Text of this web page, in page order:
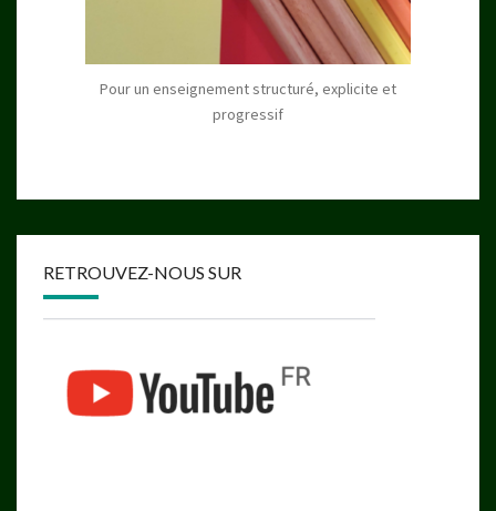
Pour un enseignement structuré, explicite et
progressif
RETROUVEZ-NOUS SUR